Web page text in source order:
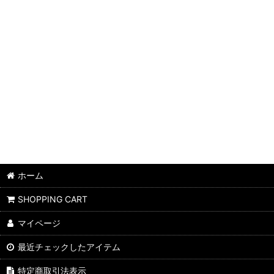
ホーム
SHOPPING CART
マイページ
最近チェックしたアイテム
特定商取引法表示